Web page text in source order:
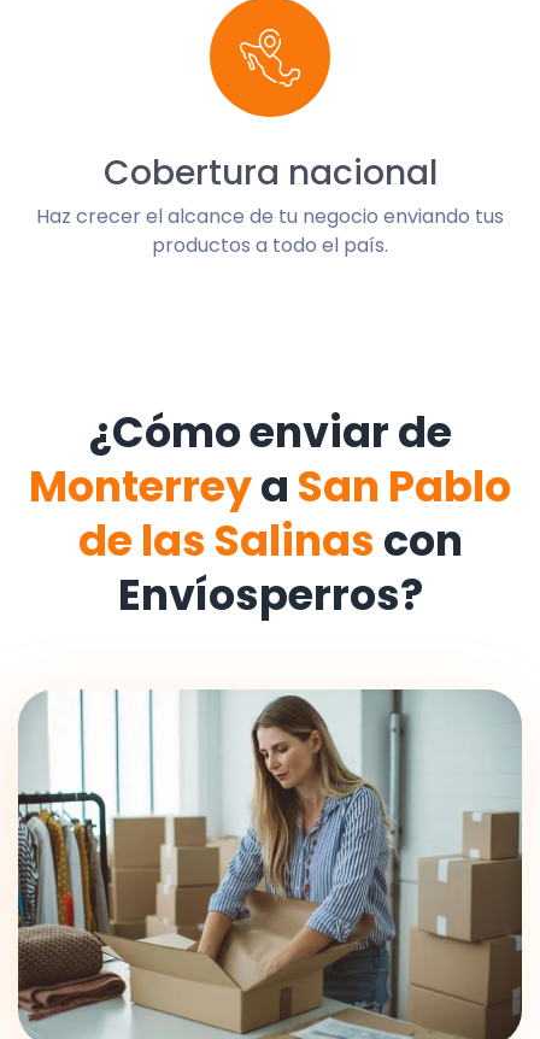
Cobertura nacional
Haz crecer el alcance de tu negocio enviando tus
productos a todo el país.
¿Cómo enviar de
Monterreya San Pablo
de las Salinas con
Envíosperros?